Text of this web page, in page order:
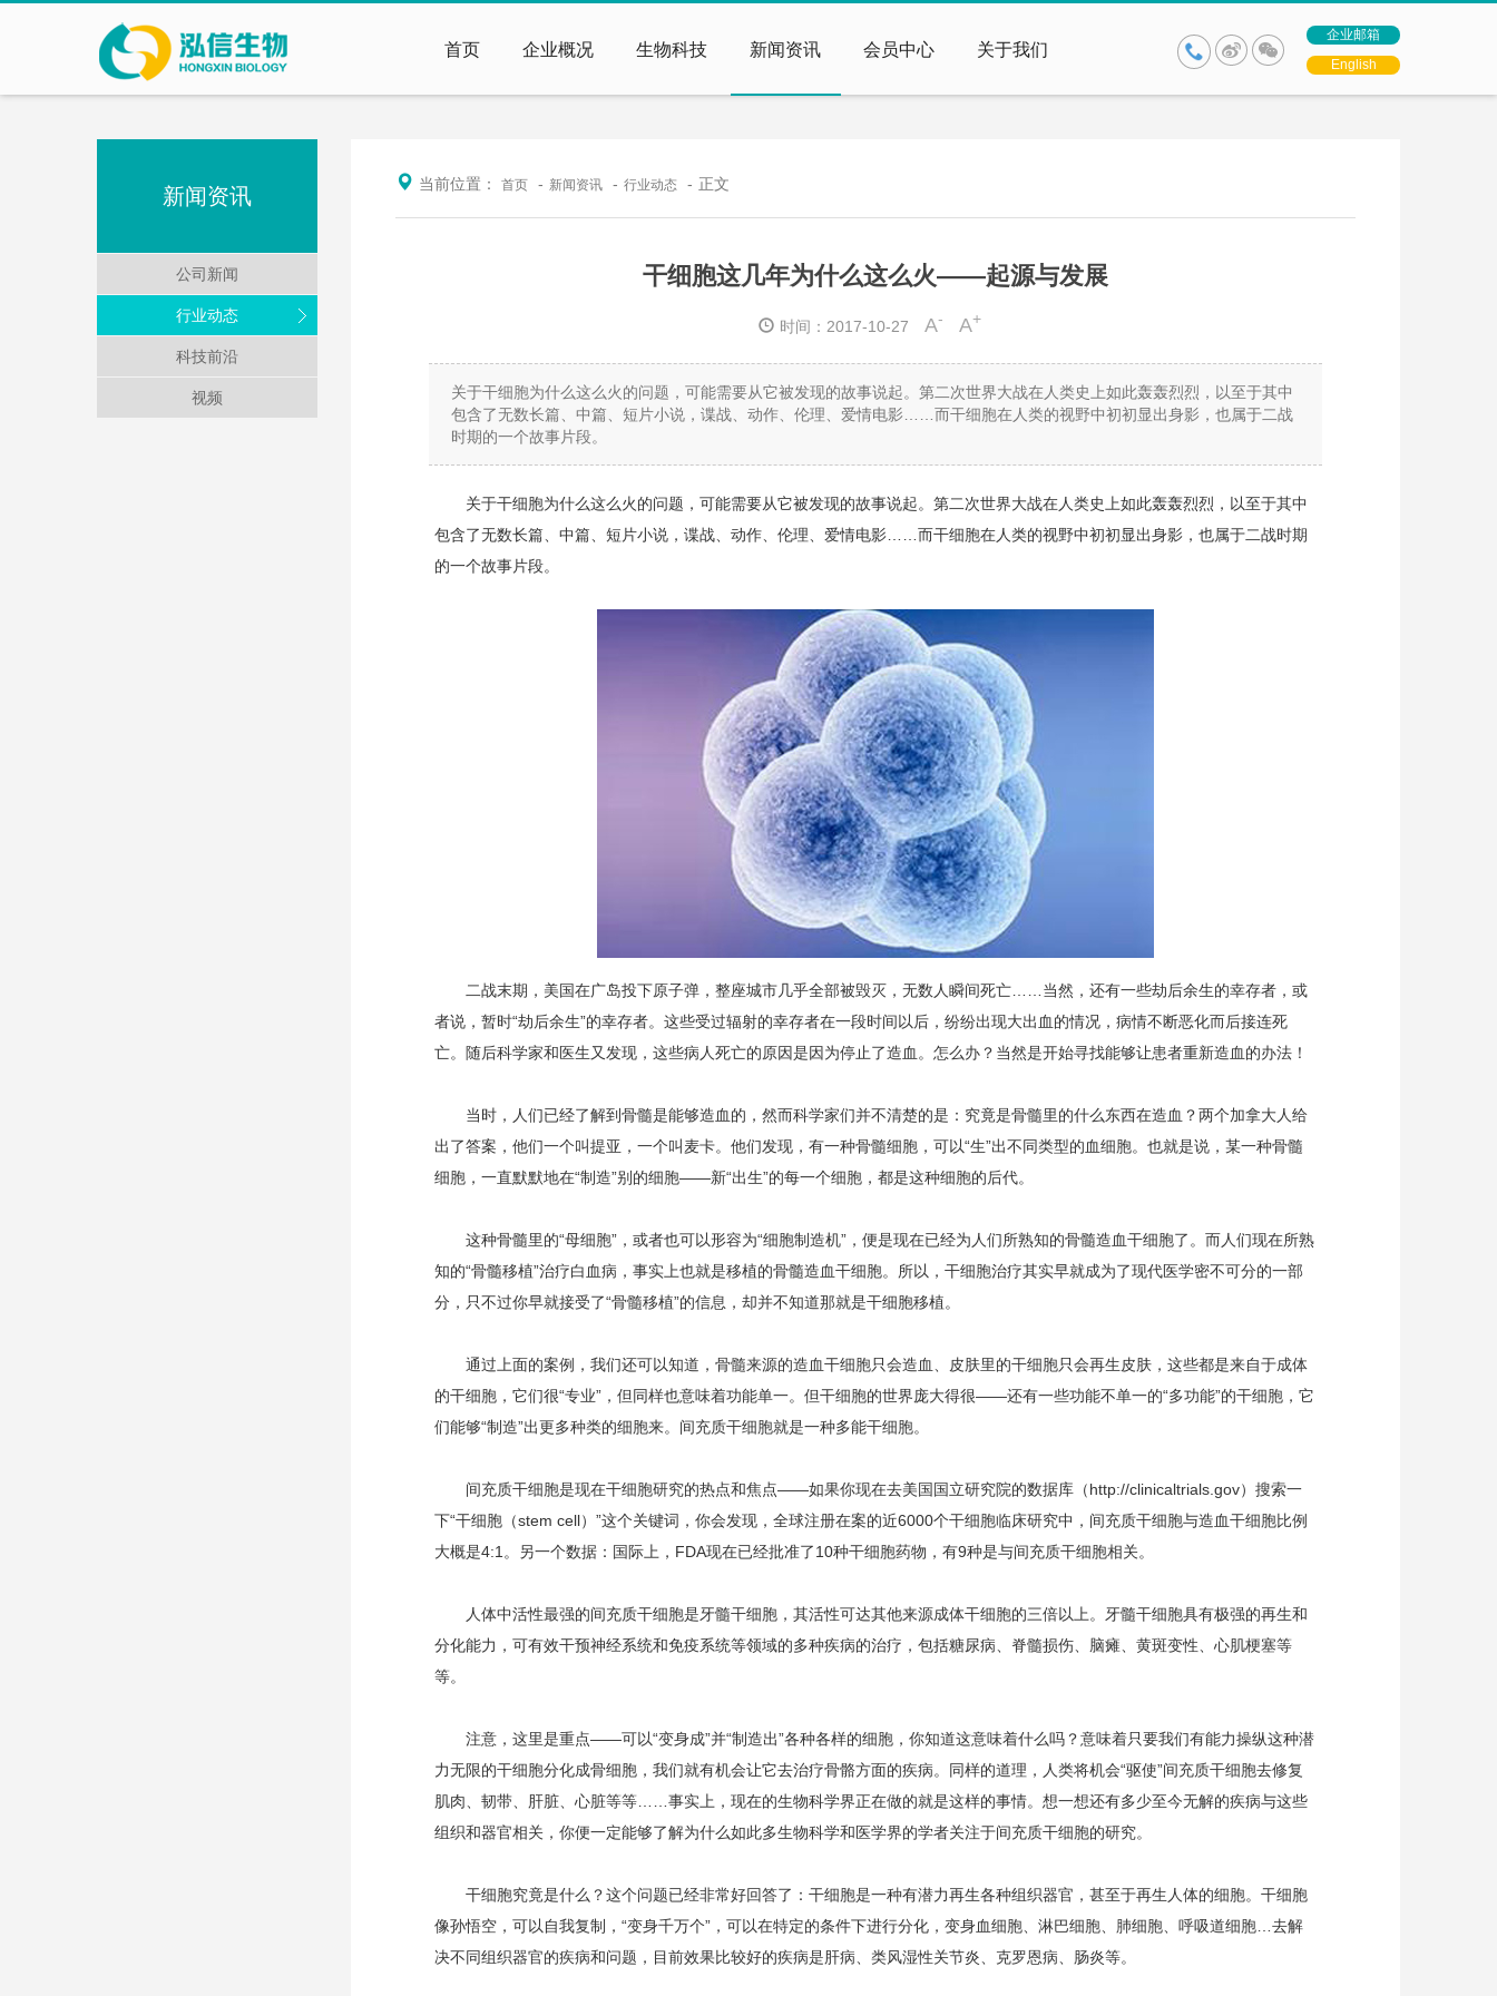
首页 企业概况 生物科技 新闻资讯 会员中心 关于我们
企业邮箱
English
新闻资讯
公司新闻
行业动态
科技前沿
视频
当前位置： 首页 新闻资讯 行业动态 正文
干细胞这几年为什么这么火——起源与发展
时间：2017-10-27 A- A+
关于干细胞为什么这么火的问题，可能需要从它被发现的故事说起。第二次世界大战在人类史上如此轰轰烈烈，以至于其中
包含了无数长篇、中篇、短片小说，谍战、动作、伦理、爱情电影……而干细胞在人类的视野中初初显出身影，也属于二战
时期的一个故事片段。
关于干细胞为什么这么火的问题，可能需要从它被发现的故事说起。第二次世界大战在人类史上如此轰轰烈烈，以至于其中
包含了无数长篇、中篇、短片小说，谍战、动作、伦理、爱情电影……而干细胞在人类的视野中初初显出身影，也属于二战时期
的一个故事片段。
二战末期，美国在广岛投下原子弹，整座城市几乎全部被毁灭，无数人瞬间死亡……当然，还有一些劫后余生的幸存者，或
者说，暂时“劫后余生”的幸存者。这些受过辐射的幸存者在一段时间以后，纷纷出现大出血的情况，病情不断恶化而后接连死
亡。随后科学家和医生又发现，这些病人死亡的原因是因为停止了造血。怎么办？当然是开始寻找能够让患者重新造血的办法！
当时，人们已经了解到骨髓是能够造血的，然而科学家们并不清楚的是：究竟是骨髓里的什么东西在造血？两个加拿大人给
出了答案，他们一个叫提亚，一个叫麦卡。他们发现，有一种骨髓细胞，可以“生”出不同类型的血细胞。也就是说，某一种骨髓
细胞，一直默默地在“制造”别的细胞——新“出生”的每一个细胞，都是这种细胞的后代。
这种骨髓里的“母细胞”，或者也可以形容为“细胞制造机”，便是现在已经为人们所熟知的骨髓造血干细胞了。而人们现在所熟
知的“骨髓移植”治疗白血病，事实上也就是移植的骨髓造血干细胞。所以，干细胞治疗其实早就成为了现代医学密不可分的一部
分，只不过你早就接受了“骨髓移植”的信息，却并不知道那就是干细胞移植。
通过上面的案例，我们还可以知道，骨髓来源的造血干细胞只会造血、皮肤里的干细胞只会再生皮肤，这些都是来自于成体
的干细胞，它们很“专业”，但同样也意味着功能单一。但干细胞的世界庞大得很——还有一些功能不单一的“多功能”的干细胞，它
们能够“制造”出更多种类的细胞来。间充质干细胞就是一种多能干细胞。
间充质干细胞是现在干细胞研究的热点和焦点——如果你现在去美国国立研究院的数据库（http://clinicaltrials.gov）搜索一
下“干细胞（stem cell）”这个关键词，你会发现，全球注册在案的近6000个干细胞临床研究中，间充质干细胞与造血干细胞比例
大概是4:1。另一个数据：国际上，FDA现在已经批准了10种干细胞药物，有9种是与间充质干细胞相关。
人体中活性最强的间充质干细胞是牙髓干细胞，其活性可达其他来源成体干细胞的三倍以上。牙髓干细胞具有极强的再生和
分化能力，可有效干预神经系统和免疫系统等领域的多种疾病的治疗，包括糖尿病、脊髓损伤、脑瘫、黄斑变性、心肌梗塞等
等。
注意，这里是重点——可以“变身成”并“制造出”各种各样的细胞，你知道这意味着什么吗？意味着只要我们有能力操纵这种潜
力无限的干细胞分化成骨细胞，我们就有机会让它去治疗骨骼方面的疾病。同样的道理，人类将机会“驱使”间充质干细胞去修复
肌肉、韧带、肝脏、心脏等等……事实上，现在的生物科学界正在做的就是这样的事情。想一想还有多少至今无解的疾病与这些
组织和器官相关，你便一定能够了解为什么如此多生物科学和医学界的学者关注于间充质干细胞的研究。
干细胞究竟是什么？这个问题已经非常好回答了：干细胞是一种有潜力再生各种组织器官，甚至于再生人体的细胞。干细胞
像孙悟空，可以自我复制，“变身千万个”，可以在特定的条件下进行分化，变身血细胞、淋巴细胞、肺细胞、呼吸道细胞…去解
决不同组织器官的疾病和问题，目前效果比较好的疾病是肝病、类风湿性关节炎、克罗恩病、肠炎等。